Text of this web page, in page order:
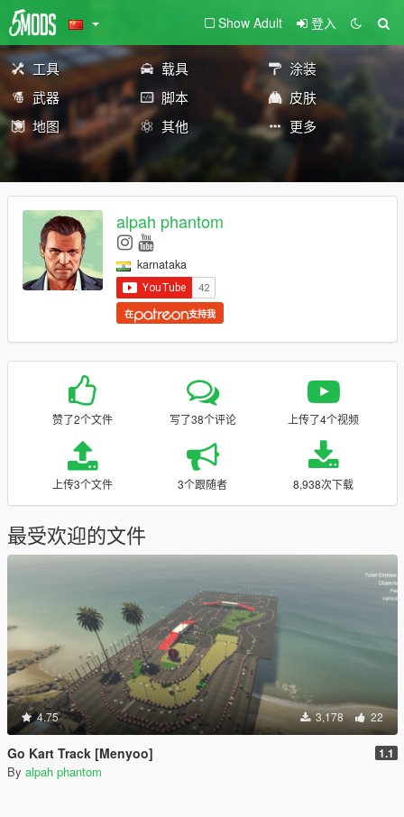
Show Adult 登入
工具 载具
涂装
武器
脚本
皮肤
地图
其他 更多
alpah phantom
karnataka
在 支持我
赞了2个文件 写了38个评论 上传了4个视频
上传3个文件 3个跟随者 8,938次下载
最受欢迎的文件
4.75 3,178 22
Go Kart Track [Menyoo] 1.1
By alpah phantom